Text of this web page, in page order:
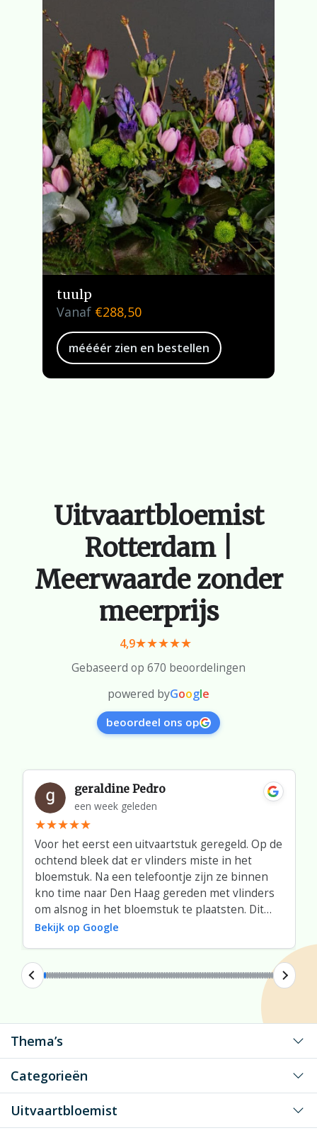
tuulp
Vanaf €288,50
méééér zien en bestellen
Uitvaartbloemist
Rotterdam |
Meerwaarde zonder
meerprijs
4,9
Gebaseerd op 670 beoordelingen
powered byGoogle
beoordeel ons op
geraldine Pedro
een week geleden
Voor het eerst een uitvaartstuk geregeld. Op de
ochtend bleek dat er vlinders miste in het
bloemstuk. Na een telefoontje zijn ze binnen
kno time naar Den Haag gereden met vlinders
om alsnog in het bloemstuk te plaatsten. Dit
was super.
Bekijk op Google
Thema’s
Voor mijn grote liefde
Voor mijn liefste vader/moeder
Voor mijn liefste opa/oma
Categorieën
Klassiek rouwwerk
Speciaal gevormd rouwwerk
Uitvaartbloemist